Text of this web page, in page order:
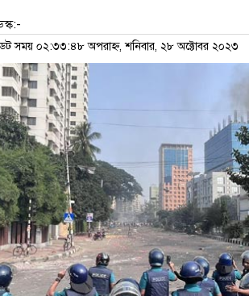
সময় ০২:৩৩:৪৮ অপরাহ্ন, শনিবার, ২৮ অক্টোবর ২০২৩